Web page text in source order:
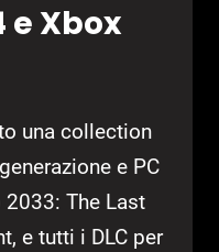
e Xbox
una collection
e PC
The Last
e tutti i DLC per